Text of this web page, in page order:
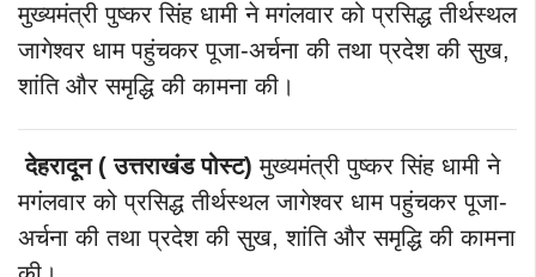
मुख्यमंत्री पुष्कर सिंह धामी ने मगंलवार को प्रसिद्ध तीर्थस्थल
जागेश्वर धाम पहुंचकर पूजा-अर्चना की तथा प्रदेश की सुख,
शांति और समृद्धि की कामना की।
देहरादून ( उत्तराखंड पोस्ट) मुख्यमंत्री पुष्कर सिंह धामी ने
मगंलवार को प्रसिद्ध तीर्थस्थल जागेश्वर धाम पहुंचकर पूजा-
अर्चना की तथा प्रदेश की सुख, शांति और समृद्धि की कामना